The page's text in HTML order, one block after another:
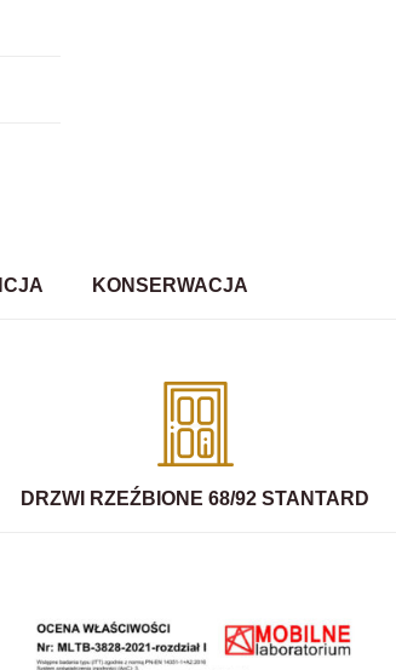
KONSERWACJA
DRZWI RZEŹBIONE 68/92 STANTARD